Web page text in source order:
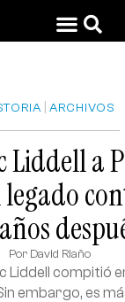
ARCHIVOS
Liddell a
legado
Por David Riaño
Liddell compitió
embargo, es